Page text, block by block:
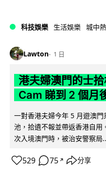
科技娛樂 生活娛樂 城中
Lawton 1 日
港夫婦澳門的士
Cam 睇到 2 個月
一對香港夫婦今年 5 月遊澳
池，拾遺不報並帶返香港自
次入境澳門時，被治安警察局
529 75 ↗ 分享